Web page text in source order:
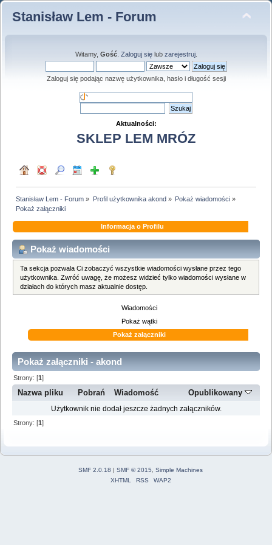
Stanisław Lem - Forum
Witamy, Gość. Zaloguj sięlub zarejestruj.
Zaloguj się podając nazwę użytkownika, hasło i długość sesji
Aktualności:
SKLEP LEM MRÓZ
Stanisław Lem - Forum » Profil użytkownika akond» Pokaż wiadomości»
Pokaż załączniki
Informacja o Profilu
Pokaż wiadomości
Ta sekcja pozwala Ci zobaczyć wszystkie wiadomości wysłane przez tego
użytkownika. Zwróć uwagę, że możesz widzieć tylko wiadomości wysłane w
działach do których masz aktualnie dostęp.
Wiadomości
Pokaż wątki
Pokaż załączniki
Pokaż załączniki - akond
Strony: [1]
Nazwa pliku Pobrań Wiadomość Opublikowany
Użytkownik nie dodał jeszcze żadnych załączników.
Strony: [1]
SMF 2.0.18 | SMF © 2015
Simple Machines
XHTML
RSS WAP2